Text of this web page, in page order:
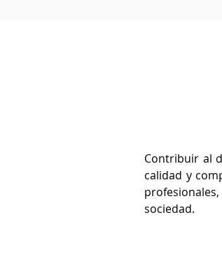
Contribuir al
calidad y
sociedad.